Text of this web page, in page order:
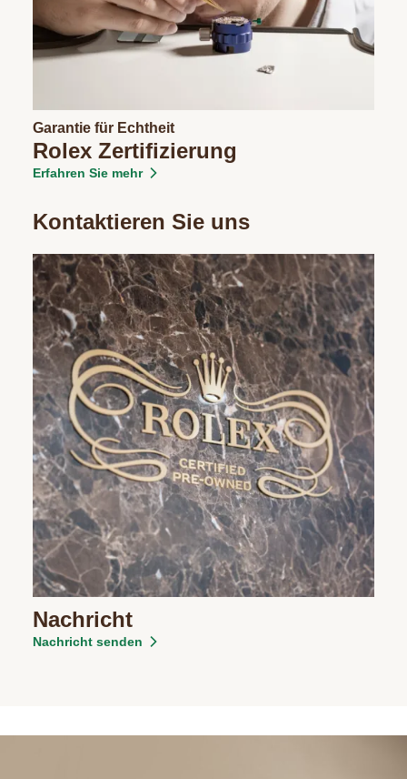
Garantie für Echtheit
Rolex Zertifizierung
Erfahren Sie mehr
Kontaktieren Sie uns
Nachricht
Nachricht senden